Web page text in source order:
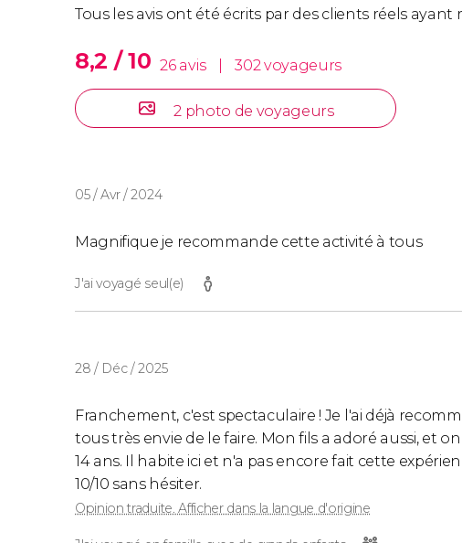
Tous les avis ont été écrits par des clients réels ayant
8,2 / 10 26 avis 302 voyageurs
2 photo de voyageurs
05 / Avr / 2024
Magnifique je recommande cette activité à tous
J'ai voyagé seul(e)
28 / Déc / 2025
Franchement, c'est spectaculaire ! Je l'ai déjà
tous très envie de le faire. Mon fils a adoré aussi, et
14 ans. Il habite ici et n'a pas encore fait cette
10/10 sans hésiter.
Opinion traduite. Afficher dans la langue d'origine